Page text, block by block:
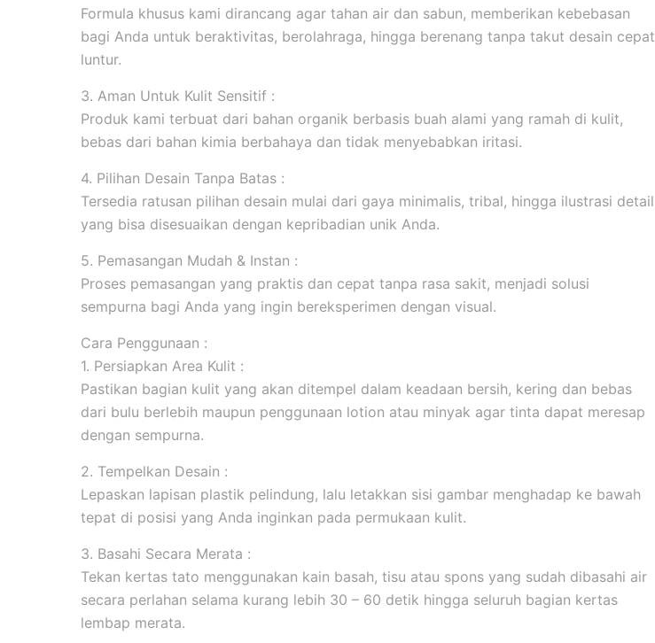
Formula khusus kami dirancang agar tahan air dan sabun, memberikan kebebasan
bagi Anda untuk beraktivitas, berolahraga, hingga berenang tanpa takut desain cepat
luntur.
3. Aman Untuk Kulit Sensitif :
Produk kami terbuat dari bahan organik berbasis buah alami yang ramah di kulit,
bebas dari bahan kimia berbahaya dan tidak menyebabkan iritasi.
4. Pilihan Desain Tanpa Batas :
Tersedia ratusan pilihan desain mulai dari gaya minimalis, tribal, hingga ilustrasi detail
yang bisa disesuaikan dengan kepribadian unik Anda.
5. Pemasangan Mudah & Instan :
Proses pemasangan yang praktis dan cepat tanpa rasa sakit, menjadi solusi
sempurna bagi Anda yang ingin bereksperimen dengan visual.
Cara Penggunaan :
1. Persiapkan Area Kulit :
Pastikan bagian kulit yang akan ditempel dalam keadaan bersih, kering dan bebas
dari bulu berlebih maupun penggunaan lotion atau minyak agar tinta dapat meresap
dengan sempurna.
2. Tempelkan Desain :
Lepaskan lapisan plastik pelindung, lalu letakkan sisi gambar menghadap ke bawah
tepat di posisi yang Anda inginkan pada permukaan kulit.
3. Basahi Secara Merata :
Tekan kertas tato menggunakan kain basah, tisu atau spons yang sudah dibasahi air
secara perlahan selama kurang lebih 30 – 60 detik hingga seluruh bagian kertas
lembap merata.